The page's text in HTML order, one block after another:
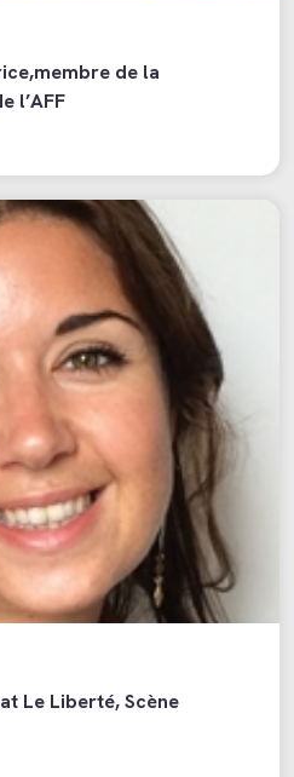
de la
l’AFF
Le Liberté, Scène